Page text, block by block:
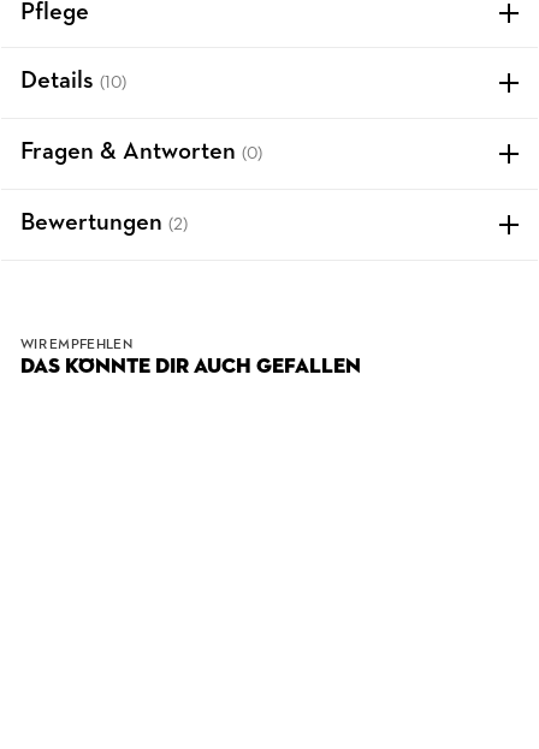
Pflege
Details (10)
Fragen & Antworten (0)
Bewertungen (2)
WIR EMPFEHLEN
DAS KÖNNTE DIR AUCH GEFALLEN